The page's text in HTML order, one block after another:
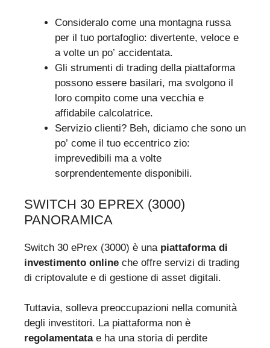
Consideralo come una montagna russa
per il tuo portafoglio: divertente, veloce e
a volte un po’ accidentata.
Gli strumenti di trading della piattaforma
possono essere basilari, ma svolgono il
loro compito come una vecchia e
affidabile calcolatrice.
Servizio clienti? Beh, diciamo che sono un
po’ come il tuo eccentrico zio:
imprevedibili ma a volte
sorprendentemente disponibili.
SWITCH 30 EPREX (3000)
PANORAMICA
Switch 30 ePrex (3000) è una piattaforma di
investimento online che offre servizi di trading
di criptovalute e di gestione di asset digitali.
Tuttavia, solleva preoccupazioni nella comunità
degli investitori. La piattaforma non è
regolamentatae ha una storia di perdite